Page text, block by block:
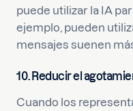
puede utilizar la IA
ejemplo, pueden
mensajes suenen
10. Reducir el
Cuando los